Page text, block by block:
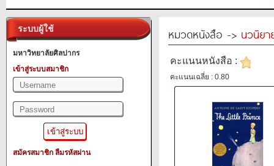
ระบบผู้ใช้
มหาวิทยาลัยศิลปากร
เข้าสู่ระบบสมาชิก
สมัครสมาชิก ลืมรหัสผ่าน
หมวดหนังสือ -> นวนิยา
คะแนนหนังสือ :
คะแนนเฉลี่ย : 0.80